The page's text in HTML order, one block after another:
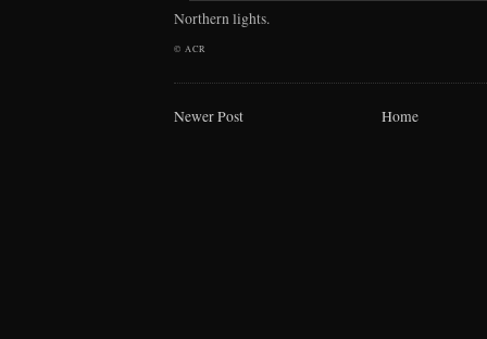
Northern lights.
© ACR
Newer Post Home